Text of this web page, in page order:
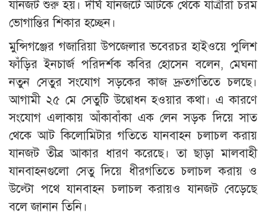
যানজট শুরু হয়। দীর্ঘ যানজটে আটকে থেকে যাত্রীরা চরম
ভোগান্তির শিকার হচ্ছেন।
মুন্সিগঞ্জের গজারিয়া উপজেলার ভবেরচর হাইওয়ে পুলিশ
ফাঁড়ির ইনচার্জ পরিদর্শক কবির হোসেন বলেন, মেঘনা
নতুন সেতুর সংযোগ সড়কের কাজ দ্রুতগতিতে চলছে।
আগামী ২৫ মে সেতুটি উদ্বোধন হওয়ার কথা। এ কারণে
সংযোগ এলাকায় আঁকাবাঁকা এক লেন সড়ক দিয়ে সাত
থেকে আট কিলোমিটার গতিতে যানবাহন চলাচল করায়
যানজট তীব্র আকার ধারণ করেছে। তা ছাড়া মালবাহী
যানবাহনগুলো সেতু দিয়ে ধীরগতিতে চলাচল করায় ও
উল্টো পথে যানবাহন চলাচল করায়ও যানজট বেড়েছে
বলে জানান তিনি।